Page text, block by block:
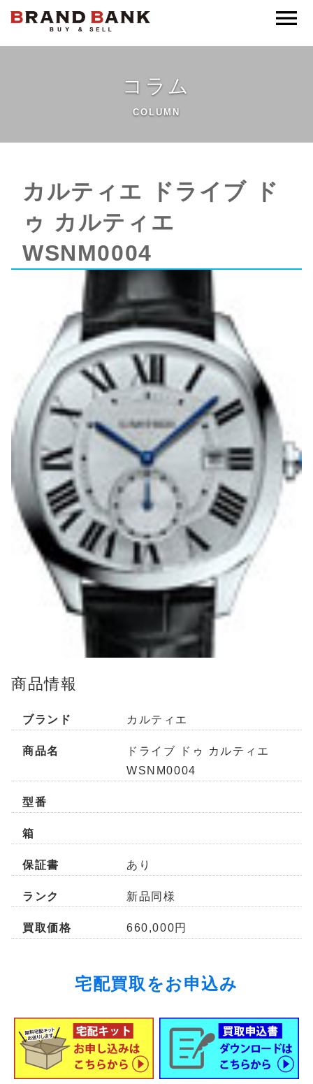
ブランドバンク公式
コラム
COLUMN
カルティエ ドライブ ド
ゥ カルティエ
WSNM0004
商品情報
ブランド カルティエ
商品名
ドライブ ドゥ カルティエ
WSNM0004
型番
箱
保証書 あり
ランク 新品同様
買取価格 660,000円
宅配買取をお申込み